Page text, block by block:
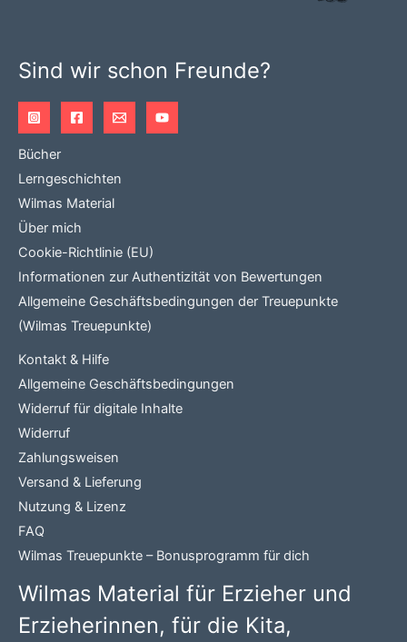
Sind wir schon Freunde?
Bücher
Lerngeschichten
Wilmas Material
Über mich
Cookie-Richtlinie (EU)
Informationen zur Authentizität von Bewertungen
Allgemeine Geschäftsbedingungen der Treuepunkte
(Wilmas Treuepunkte)
Kontakt & Hilfe
Allgemeine Geschäftsbedingungen
Widerruf für digitale Inhalte
Widerruf
Zahlungsweisen
Versand & Lieferung
Nutzung & Lizenz
FAQ
Wilmas Treuepunkte – Bonusprogramm für dich
Wilmas Material für Erzieher und
Erzieherinnen, für die Kita,